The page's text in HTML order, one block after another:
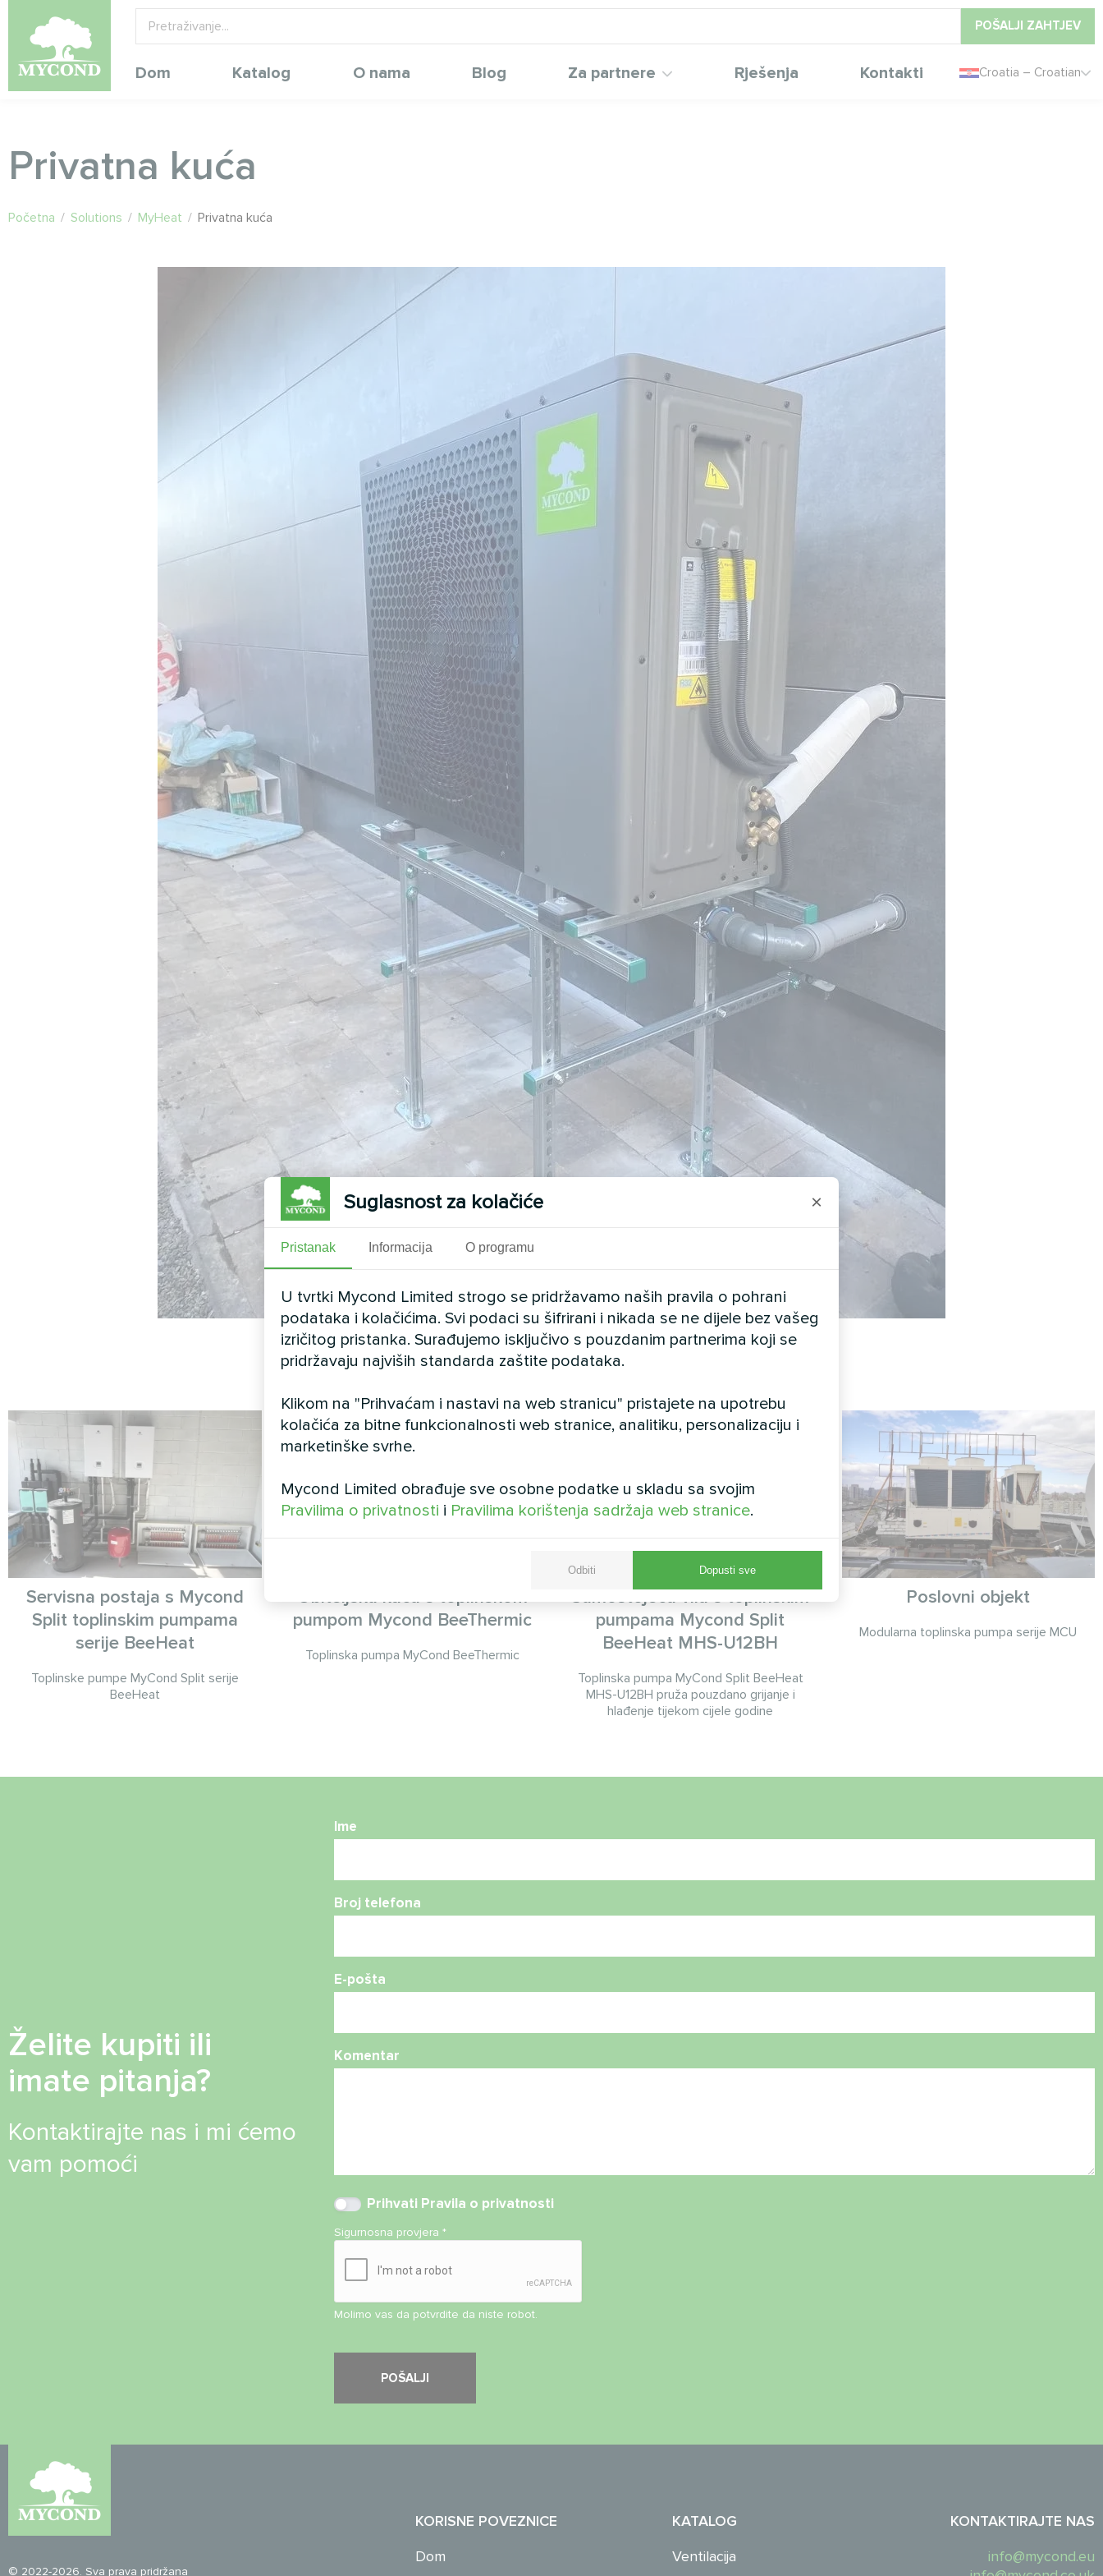
POŠALJI ZAHTJEV
Dom Katalog O nama Blog Za partnere Rješenja Kontakti Croatia – Croatian
Privatna kuća
Početna / Solutions / MyHeat / Privatna kuća
Vidi također
Servisna postaja s Mycond
Split toplinskim pumpama
serije BeeHeat
Toplinske pumpe MyCond Split serije
BeeHeat
Obiteljska kuća s toplinskom
pumpom Mycond BeeThermic
Toplinska pumpa MyCond BeeThermic
Samostojeća vila s toplinskim
pumpama Mycond Split
BeeHeat MHS-U12BH
Toplinska pumpa MyCond Split BeeHeat
MHS-U12BH pruža pouzdano grijanje i
hlađenje tijekom cijele godine
Poslovni objekt
Modularna toplinska pumpa serije MCU
Želite kupiti ili
imate pitanja?
Kontaktirajte nas i mi ćemo
vam pomoći
Ime
Broj telefona
E-pošta
Komentar
Prihvati Pravila o privatnosti
Sigurnosna provjera*
Molimo vas da potvrdite da niste robot.
© 2022-2026. Sva prava pridržana
KORISNE POVEZNICE
Dom
KATALOG
Ventilacija
KONTAKTIRAJTE NAS
info@mycond.eu
Suglasnost za kolačiće ×
Pristanak Informacija O programu
U tvrtki Mycond Limited strogo se pridržavamo naših pravila o pohrani
podataka i kolačićima. Svi podaci su šifrirani i nikada se ne dijele bez vašeg
izričitog pristanka. Surađujemo isključivo s pouzdanim partnerima koji se
pridržavaju najviših standarda zaštite podataka.
Klikom na "Prihvaćam i nastavi na web stranicu" pristajete na upotrebu
kolačića za bitne funkcionalnosti web stranice, analitiku, personalizaciju i
marketinške svrhe.
Mycond Limited obrađuje sve osobne podatke u skladu sa svojim
Pravilima o privatnosti i Pravilima korištenja sadržaja web stranice.
Odbiti Dopusti sve